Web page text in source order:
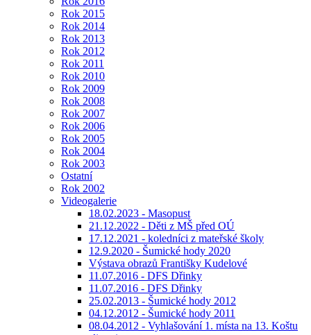
Rok 2015
Rok 2014
Rok 2013
Rok 2012
Rok 2011
Rok 2010
Rok 2009
Rok 2008
Rok 2007
Rok 2006
Rok 2005
Rok 2004
Rok 2003
Ostatní
Rok 2002
Videogalerie
18.02.2023 - Masopust
21.12.2022 - Děti z MŠ před OÚ
17.12.2021 - koledníci z mateřské školy
12.9.2020 - Šumické hody 2020
Výstava obrazů Františky Kudelové
11.07.2016 - DFS Dřinky
11.07.2016 - DFS Dřinky
25.02.2013 - Šumické hody 2012
04.12.2012 - Šumické hody 2011
08.04.2012 - Vyhlašování 1. místa na 13. Koštu